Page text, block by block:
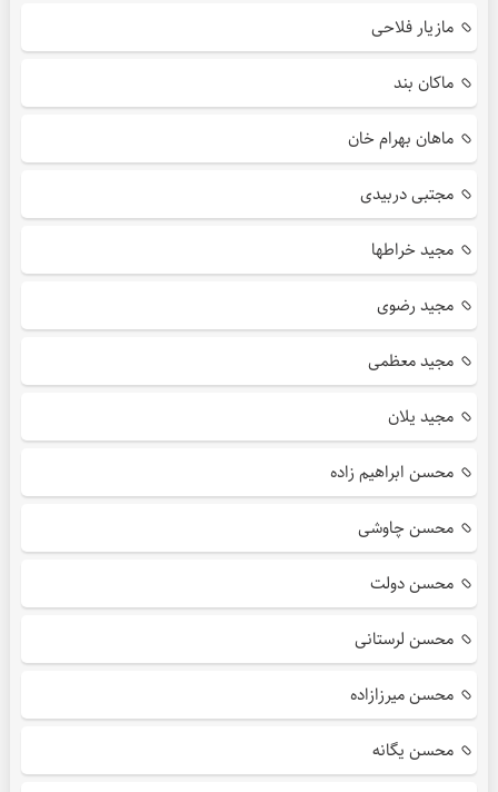
مازیار فلاحی
ماکان بند
ماهان بهرام خان
مجتبی دربیدی
مجید خراطها
مجید رضوی
مجید معظمی
مجید یلان
محسن ابراهیم زاده
محسن چاوشی
محسن دولت
محسن لرستانی
محسن میرزازاده
محسن یگانه